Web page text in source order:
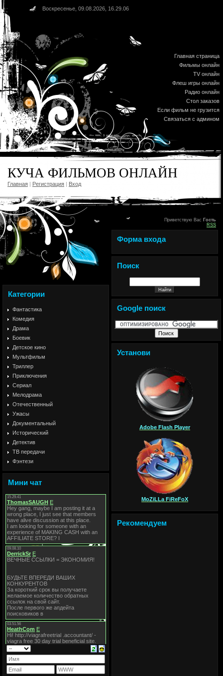
Воскресенье, 09.08.2026, 16.29.06
Главная страница
Фильмы онлайн
TV онлайн
Флеш игры онлайн
Радио онлайн
Стол заказов
Если фильм не грузится
Связаться с админом
КУЧА ФИЛЬМОВ ОНЛАЙН
Главная | Регистрация | Вход
Приветствую Вас Гость
RSS
Категории
Фантастика
Комедия
Драма
Боевик
Детское кино
Мультфильм
Триллер
Приключения
Сериал
Мелодрама
Отечественный
Ужасы
Документальный
Исторический
Детектив
ТВ передачи
Фэнтези
Мини чат
Форма входа
Поиск
Google поиск
Установи
Adobe Flash Player
MoZiLLa FiReFoX
Рекомендуем